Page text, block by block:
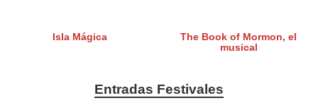
Isla Mágica
The Book of Mormon, el
musical
Entradas Festivales